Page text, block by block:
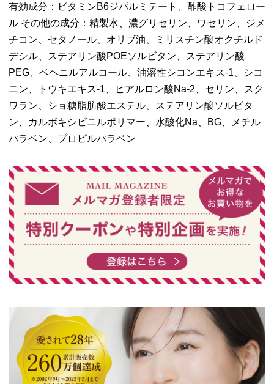
有効成分：ビタミンB6ジパルミテート、酢酸トコフェロー
ル その他の成分：精製水、濃グリセリン、ワセリン、ジメ
チコン、セタノール、オリブ油、ミリスチン酸オクチルド
デシル、ステアリン酸POEソルビタン、ステアリン酸
PEG、ベヘニルアルコール、油溶性シコンエキス-1、シコ
ニン、トウキエキス-1、ヒアルロン酸Na-2、セリン、スク
ワラン、ショ糖脂肪酸エステル、ステアリン酸ソルビタ
ン、カルボキシビニルポリマー、水酸化Na、BG、メチル
パラベン、プロピルパラベン